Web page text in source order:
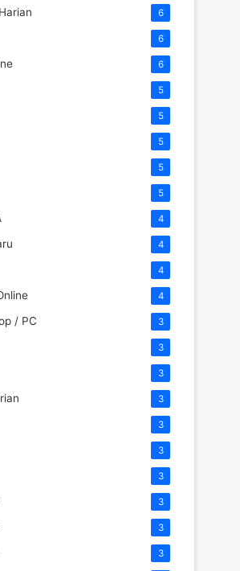
6
6
6
5
5
5
5
5
4
4
4
4
/ PC 3
3
3
3
3
3
3
3
3
3